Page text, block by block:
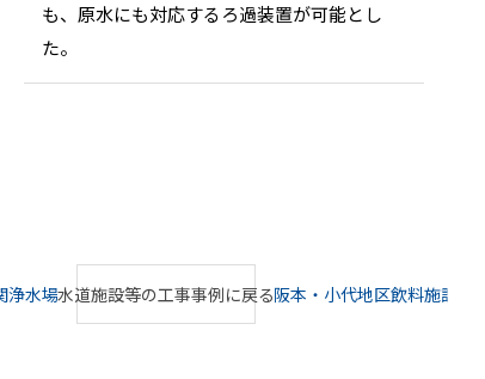
も、原水にも対応するろ過装置が可能とし
た。
浄水場水道施設等の工事事例に戻る阪本・小代地区飲料施設